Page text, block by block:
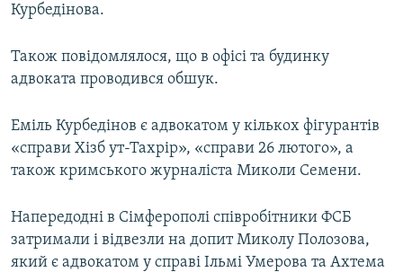
Курбедінова.
Також повідомлялося, що в офісі та будинку
адвоката проводився обшук.
Еміль Курбедінов є адвокатом у кількох фігурантів
«справи Хізб ут-Тахрір», «справи 26 лютого», а
також кримського журналіста Миколи Семени.
Напередодні в Сімферополі співробітники ФСБ
затримали і відвезли на допит Миколу Полозова,
який є адвокатом у справі Ільмі Умерова та Ахтема